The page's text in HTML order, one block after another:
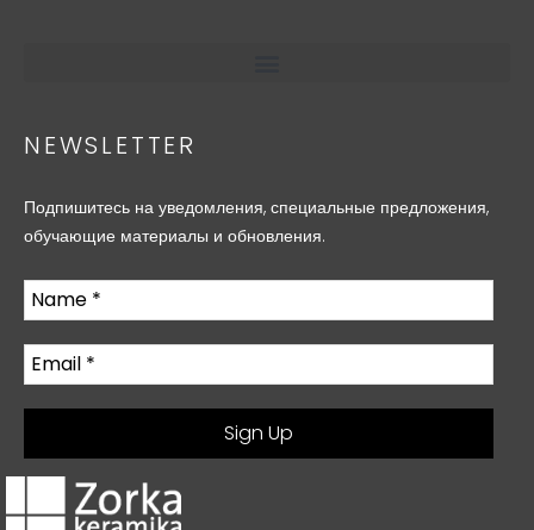
NEWSLETTER
Подпишитесь на уведомления, специальные предложения,
обучающие материалы и обновления.